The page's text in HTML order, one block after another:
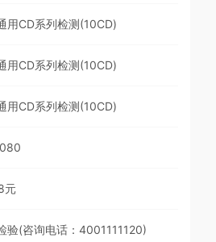
用CD系列检测(10CD)
用CD系列检测(10CD)
用CD系列检测(10CD)
元
验(咨询电话：4001111120)